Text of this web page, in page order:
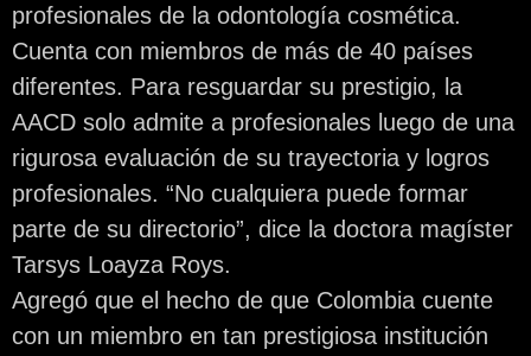
profesionales de la odontología cosmética.
Cuenta con miembros de más de 40 países
diferentes. Para resguardar su prestigio, la
AACD solo admite a profesionales luego de una
rigurosa evaluación de su trayectoria y logros
profesionales. “No cualquiera puede formar
parte de su directorio”, dice la doctora magíster
Tarsys Loayza Roys.
Agregó que el hecho de que Colombia cuente
con un miembro en tan prestigiosa institución